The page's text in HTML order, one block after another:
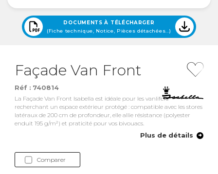
DOCUMENTS À TÉLÉCHARGER
(Fiche technique, Notice, Pièces détachées...)
Façade Van Front
Réf : 740814
La Façade Van Front Isabella est idéale pour les vanlifers
recherchant un espace extérieur protégé : compatible avec les stores
latéraux de 200 cm de profondeur, elle allie résistance (polyester
enduit 195 g/m²) et praticité pour vos bivouacs.
Plus de détails
Comparer